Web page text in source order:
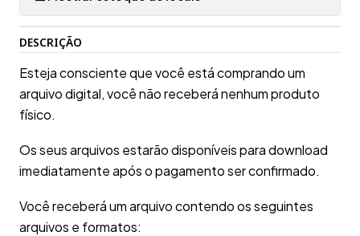
DESCRIÇÃO
Esteja consciente que você está comprando um
arquivo digital, você não receberá nenhum produto
físico.
Os seus arquivos estarão disponíveis para download
imediatamente após o pagamento ser confirmado.
Você receberá um arquivo contendo os seguintes
arquivos e formatos: